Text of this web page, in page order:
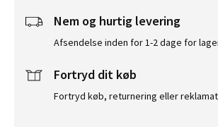
Nem og hurtig levering
Afsendelse inden for 1-2 dage for
Fortryd dit køb
Fortryd køb, returnering eller